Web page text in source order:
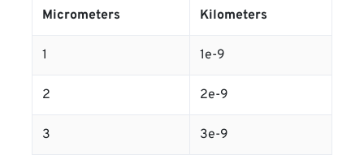
Micrometers Kilometers
1 1e-9
2 2e-9
3 3e-9